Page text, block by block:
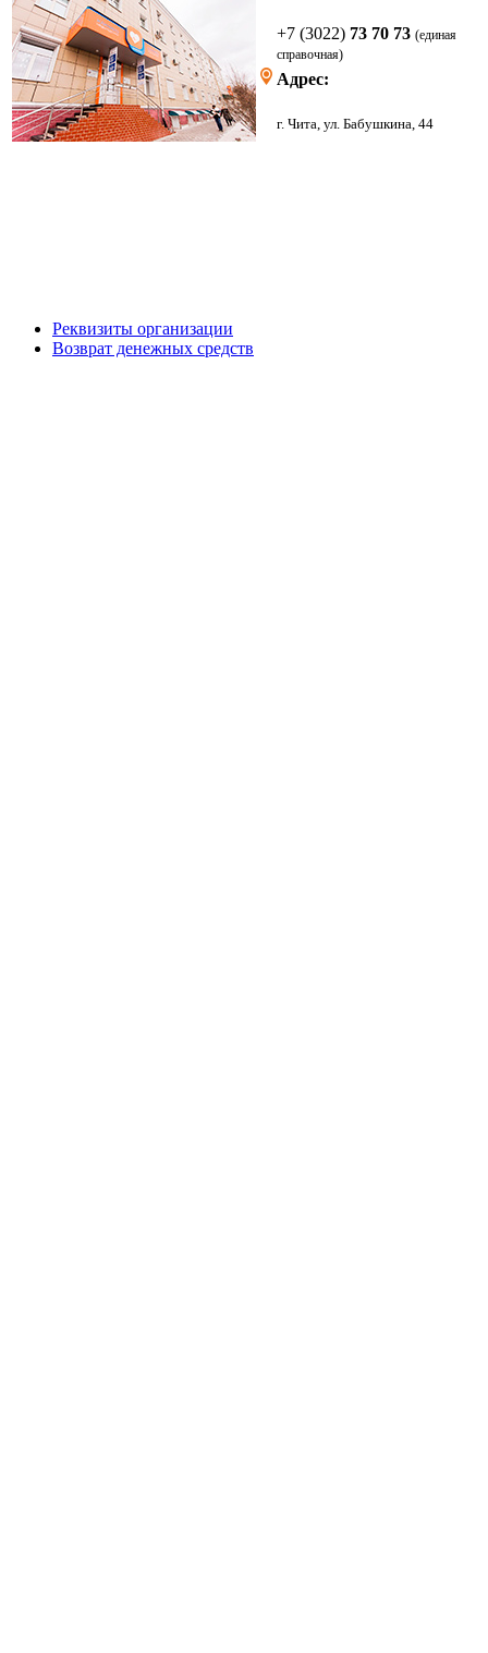
+7 (3022) 73 70 73 (единая
справочная)
Адрес:
г. Чита, ул. Бабушкина, 44
Реквизиты организации
Возврат денежных средств